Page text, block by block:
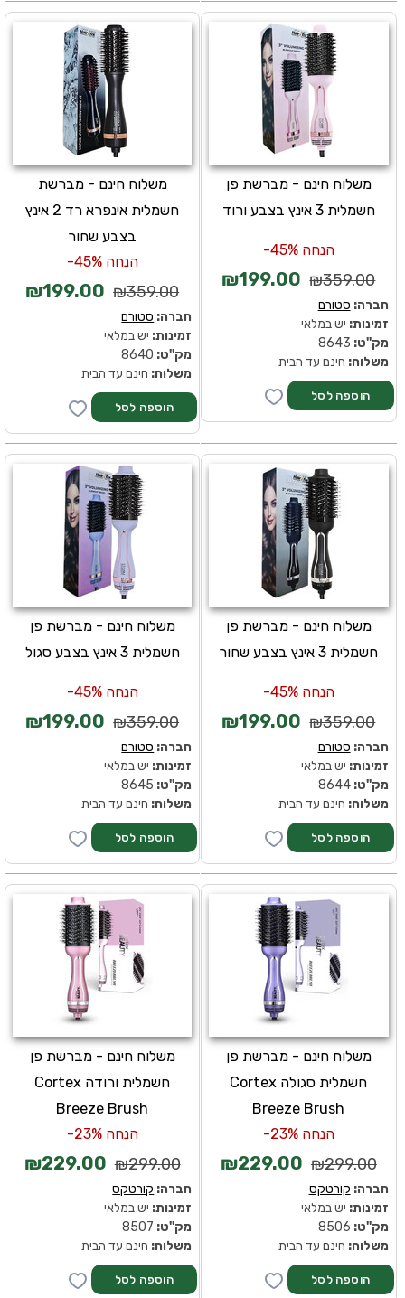
משלוח חינם - מברשת
חשמלית אינפרא רד 2 אינץ
בצבע שחור
הנחה 45%-
₪359.00
₪199.00
חברה: סטורם
זמינות: יש במלאי
מק''ט:
משלוח: חינם עד הבית
משלוח חינם - מברשת פן
חשמלית 3 אינץ בצבע ורוד
הנחה 45%-
₪359.00
₪199.00
חברה: סטורם
זמינות: יש במלאי
מק''ט:
משלוח: חינם עד הבית
משלוח חינם - מברשת פן
חשמלית 3 אינץ בצבע סגול
הנחה 45%-
₪359.00
₪199.00
חברה: סטורם
זמינות: יש במלאי
מק''ט:
משלוח: חינם עד הבית
משלוח חינם - מברשת פן
חשמלית 3 אינץ בצבע שחור
הנחה 45%-
₪359.00
₪199.00
חברה: סטורם
זמינות: יש במלאי
מק''ט: 8644
משלוח: חינם עד הבית
משלוח חינם - מברשת פן
חשמלית ורודה Cortex
Breeze Brush
הנחה 23%-
₪299.00
₪229.00
חברה: קורטקס
זמינות: יש במלאי
מק''ט:
משלוח: חינם עד הבית
משלוח חינם - מברשת פן
חשמלית סגולה Cortex
Breeze Brush
הנחה 23%-
₪299.00
₪229.00
חברה: קורטקס
זמינות: יש במלאי
מק''ט:
משלוח: חינם עד הבית